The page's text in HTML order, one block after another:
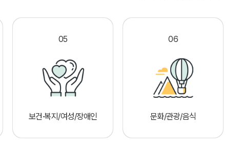
05
보건·복지/여성/장애인
06
문화/관광/음식